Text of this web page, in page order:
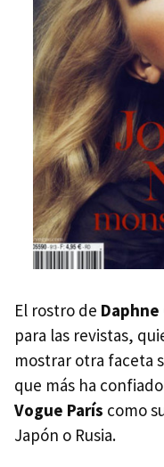
El rostro de
para las revistas,
mostrar otra faceta
que más ha
Vogue París como
Japón o Rusia.